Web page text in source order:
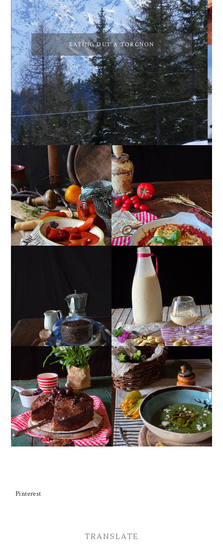
EATING OUT A TORGNON
PEPERONI ALLA
PIEMONTESE
GIRANDOLE DI
RICOTTA
MUG CAKE AL
CIOCCOLATO
MANDORLITO
TORTA DOPPIO
CIOCCOLATO E
CILIEGIE
CREMA ESTIVA DI
ZUCCHINE CON FIORI E
FETA
Pinterest
TRANSLATE